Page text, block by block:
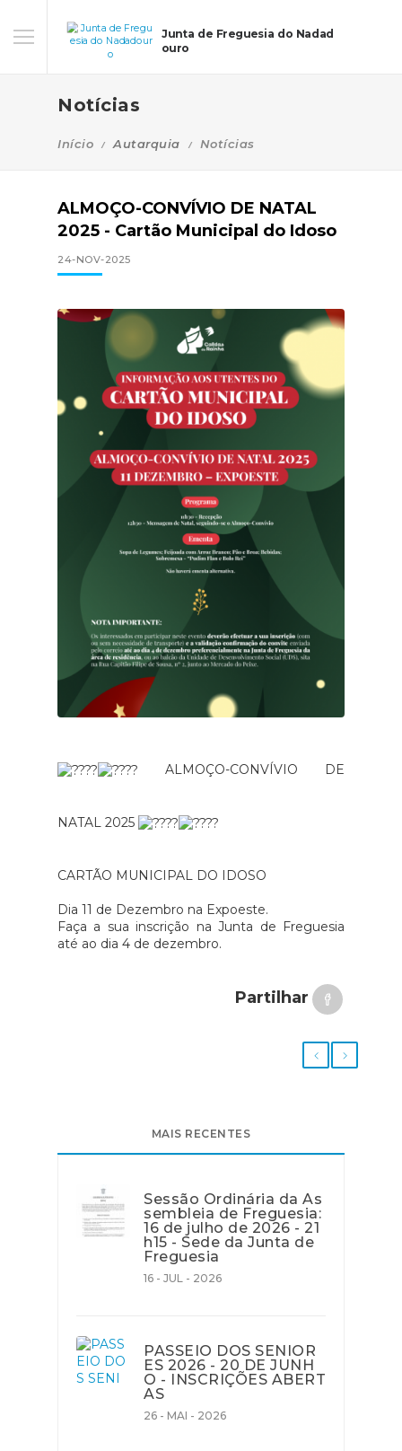
Junta de Freguesia do Nadad
ouro
Notícias
Início Autarquia Notícias
ALMOÇO-CONVÍVIO DE NATAL
2025 - Cartão Municipal do Idoso
24-NOV-2025
ALMOÇO-CONVÍVIO DE
NATAL 2025
CARTÃO MUNICIPAL DO IDOSO
Dia 11 de Dezembro na Expoeste.
Faça a sua inscrição na Junta de Freguesia
até ao dia 4 de dezembro.
Partilhar
MAIS RECENTES
Sessão Ordinária da As
sembleia de Freguesia:
16 de julho de 2026 - 21
h15 - Sede da Junta de
Freguesia
16 - JUL - 2026
PASSEIO DOS SENIOR
ES 2026 - 20 DE JUNH
O - INSCRIÇÕES ABERT
AS
26 - MAI - 2026